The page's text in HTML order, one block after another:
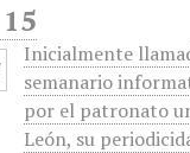
Inicialmente
semanario
por el patronato
León, su